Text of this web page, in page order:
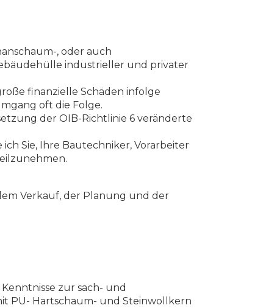
, oder auch
industrieller und privater
finanzielle Schäden infolge
oft die Folge.
der OIB-Richtlinie 6 veränderte
Sie, Ihre Bautechniker, Vorarbeiter
Verkauf, der Planung und der
zur sach- und
PU- Hartschaum- und Steinwollkern